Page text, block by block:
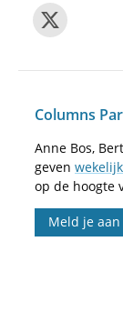
Columns
Anne Bos,
geven
op de hoogte
Meld je aan